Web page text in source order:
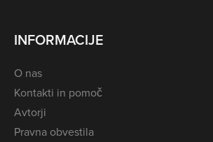
INFORMACIJE
O nas
Kontakti in pomoč
Avtorji
Pravna obvestila